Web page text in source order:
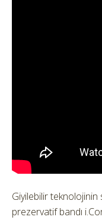
Giyilebilir teknolojinin
prezervatif bandı